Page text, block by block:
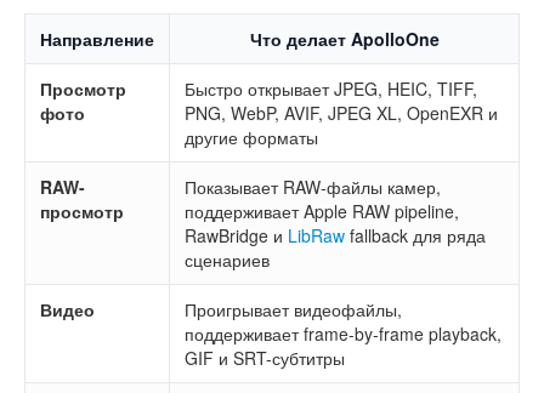
Направление Что делает ApolloOne
Просмотр
фото
Быстро открывает JPEG, HEIC, TIFF,
PNG, WebP, AVIF, JPEG XL, OpenEXR и
другие форматы
RAW-
просмотр
Показывает RAW-файлы камер,
поддерживает Apple RAW pipeline,
RawBridge и LibRaw fallback для ряда
сценариев
Видео
Проигрывает видеофайлы,
поддерживает frame-by-frame playback,
GIF и SRT-субтитры